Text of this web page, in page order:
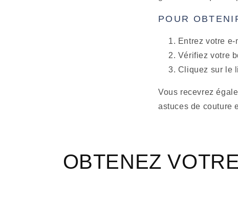
POUR
Entrez votre
Vérifiez votre
Cliquez sur le
Vous recevrez
astuces de couture
OBTENEZ